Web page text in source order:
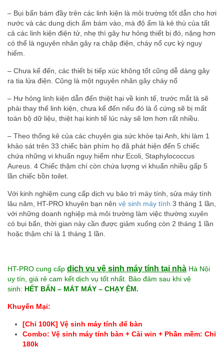
– Bụi bẩn bám đầy trên các linh kiện là môi trường tốt dẫn cho hơi
nước và các dung dịch ẩm bám vào, mà độ ẩm là kẻ thù của tất
cả các linh kiện điện tử, nhẹ thì gây hư hỏng thiết bị đó, nặng hơn
có thể là nguyên nhân gây ra chập điện, cháy nổ cực kỳ nguy
hiểm.
– Chưa kể đến, các thiết bị tiếp xúc không tốt cũng dễ dàng gây
ra tia lửa điện. Cũng là một nguyên nhân gây cháy nổ
– Hư hỏng linh kiện dẫn đến thiệt hại về kinh tế, trước mắt là sẽ
phải thay thế linh kiện, chưa kể đến nếu đó là ổ cứng sẽ bị mất
toàn bộ dữ liệu, thiệt hại kinh tế lúc này sẽ lơn hơn rất nhiều.
– Theo thống kê của các chuyên gia sức khỏe tại Anh, khi làm 1
khảo sát trên 33 chiếc bàn phím họ đã phát hiện đến 5 chiếc
chứa những vi khuẩn nguy hiểm như Ecoli, Staphylococcus
Aureus. 4 Chiếc thậm chí còn chứa lượng vi khuẩn nhiều gấp 5
lần chiếc bồn toilet.
Với kinh nghiệm cung cấp dịch vụ bảo trì máy tính, sửa máy tính
lâu năm, HT-PRO khuyên bạn nên vệ sinh máy tính 3 tháng 1 lần,
với những doanh nghiệp mà môi trường làm việc thường xuyên
có bụi bẩn, thời gian này cần được giảm xuống còn 2 tháng 1 lần
hoặc thậm chí là 1 tháng 1 lần.
HT-PRO cung cấp dịch vụ vệ sinh máy tính tại nhà Hà Nội
uy tín, giá rẻ cam kết dịch vụ tốt nhất. Bảo đảm sau khi vệ
sinh: HẾT BẨN – MÁT MÁY – CHẠY ÊM.
Khuyến Mại:
[Chỉ 100K] Vệ sinh máy tính để bàn
Combo: Vệ sinh máy tính bàn + Cài win + Phần mềm: Chỉ
180k